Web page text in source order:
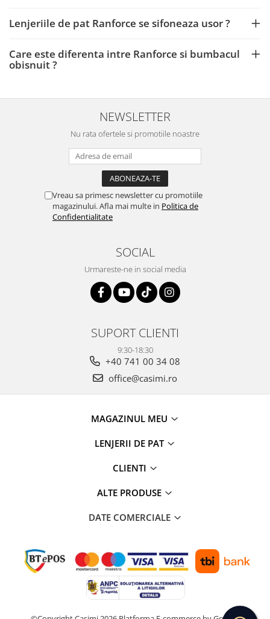
Lenjeriile de pat Ranforce se sifoneaza usor ?
Care este diferenta intre Ranforce si bumbacul
obisnuit ?
NEWSLETTER
Nu rata ofertele si promotiile noastre
Vreau sa primesc newsletter cu promotiile
magazinului. Afla mai multe in Politica de
Confidentialitate
SOCIAL
Urmareste-ne in social media
SUPORT CLIENTI
9:30-18:30
+40 741 00 34 08
office@casimi.ro
MAGAZINUL MEU
LENJERII DE PAT
CLIENTI
ALTE PRODUSE
DATE COMERCIALE